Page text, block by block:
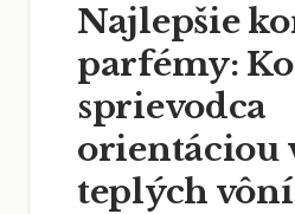
Najlepšie
parfémy:
sprievodca
orientáciou
teplých vôní